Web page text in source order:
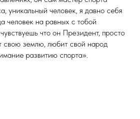
уникальный человек, я давно себя
человек на равных с тобой
что он Президент, просто
свою землю, любит свой народ
развитию спорта».